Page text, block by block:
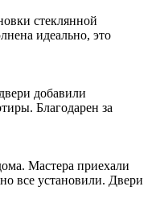
стеклянной
идеально, это
добавили
Благодарен за
Мастера приехали
все установили. Двери